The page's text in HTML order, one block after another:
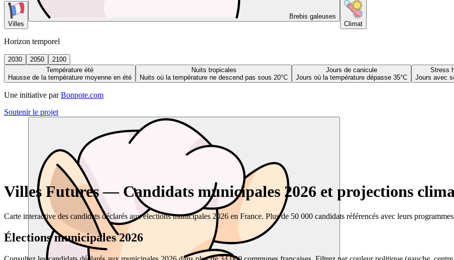
Villes
Brebis galeuses
Climat
Horizon temporel
2030 2050
2100
Température été
Hausse de la température moyenne en été
Nuits tropicales
Nuits où la température ne descend pas sous 20°C
Jours de canicule
Jours où la température dépasse 35°C
Stress
Jours avec
Une initiative par Bonpote.com
Soutenir le projet
Villes Futures — Candidats municipales 2026 et projections
Carte interactive des candidats déclarés aux élections municipales 2026 en France. Plus de 50 000 candidats référencés avec leurs
Élections municipales 2026